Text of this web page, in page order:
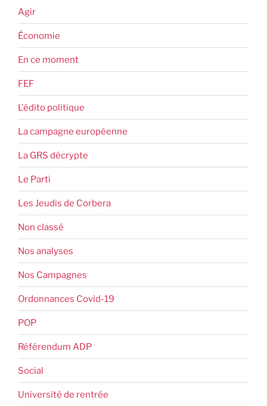
Agir
Économie
En ce moment
FEF
L'édito politique
La campagne européenne
La GRS décrypte
Le Parti
Les Jeudis de Corbera
Non classé
Nos analyses
Nos Campagnes
Ordonnances Covid-19
POP
Référendum ADP
Social
Université de rentrée